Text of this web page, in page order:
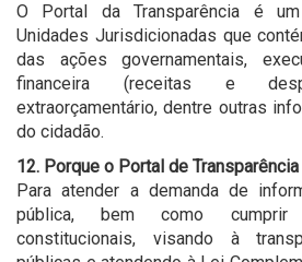
O Portal da Transparência é
Unidades Jurisdicionadas que
das ações governamentais,
financeira (receitas e
extraorçamentário, dentre outras
do cidadão.
12. Porque o Portal de
Para atender a demanda de
pública, bem como cumprir
constitucionais, visando à